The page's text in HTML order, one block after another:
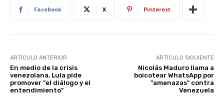
Facebook X Pinterest
ARTÍCULO ANTERIOR
En medio de la crisis
venezolana, Lula pide
promover "el diálogo y el
entendimiento"
ARTÍCULO SIGUIENTE
Nicolás Maduro llama a
boicotear WhatsApp por
"amenazas" contra
Venezuela